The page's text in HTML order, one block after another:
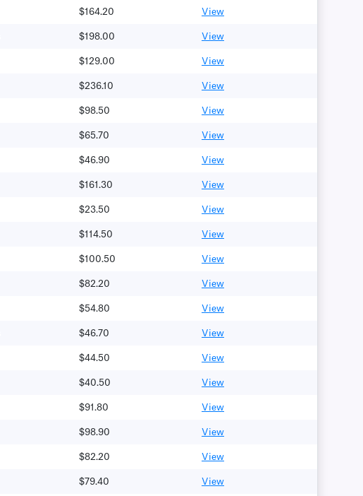
$164.20 View
$198.00 View
$129.00 View
$236.10 View
$98.50 View
$65.70 View
$46.90 View
$161.30 View
$23.50 View
$114.50 View
$100.50 View
$82.20 View
$54.80 View
$46.70 View
$44.50 View
$40.50 View
$91.80 View
$98.90 View
$82.20 View
$79.40 View